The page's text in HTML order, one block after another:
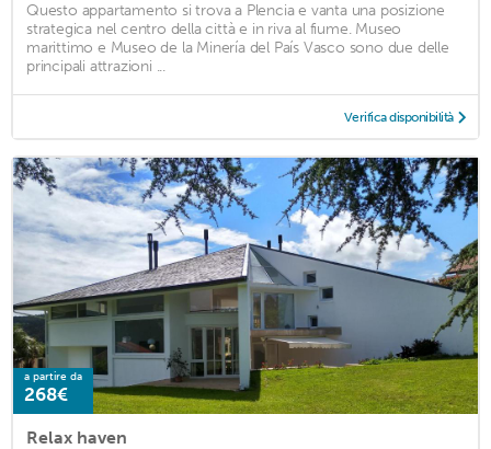
Questo appartamento si trova a Plencia e vanta una posizione
strategica nel centro della città e in riva al fiume. Museo
marittimo e Museo de la Minería del País Vasco sono due delle
principali attrazioni ...
Verifica disponibilità
a partire da
268€
Relax haven